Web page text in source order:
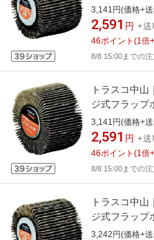
400♯
3,141円(価格+
2,591 円 +送
46ポイント (1倍+
8/8 15:00までの
トラスコ中山
ジ式フラッ
SF4025
3,141円(価格+
2,591 円 +送
46ポイント (1倍+
8/8 15:00までの
トラスコ中山
ジ式フラッ
120♯
3,242円(価格+